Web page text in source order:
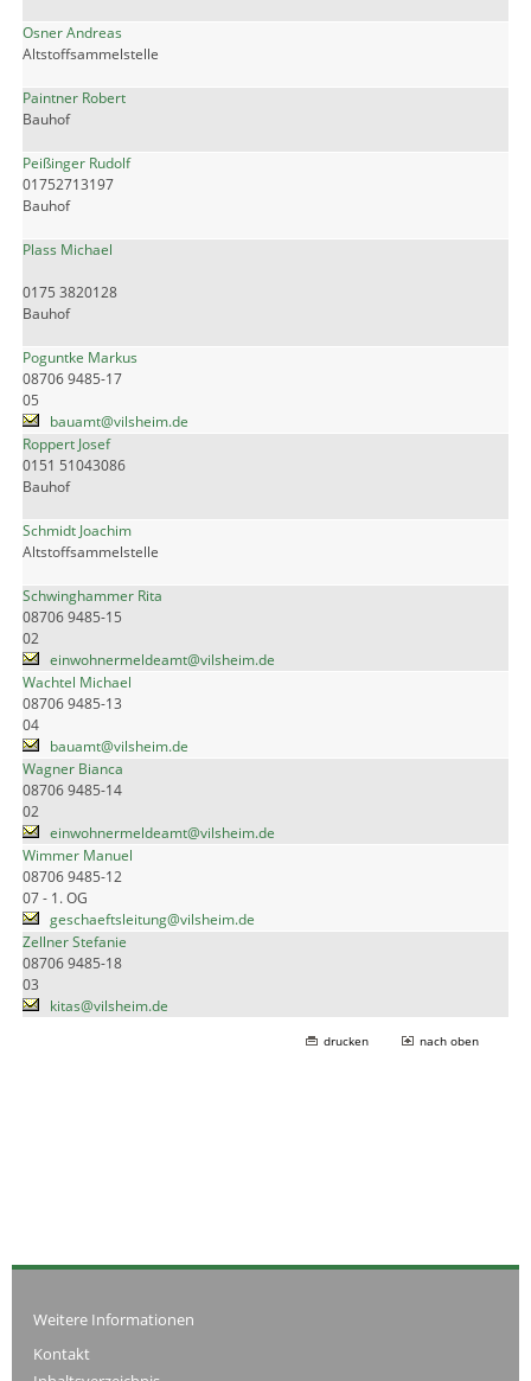
Osner Andreas
Altstoffsammelstelle
Paintner Robert
Bauhof
Peißinger Rudolf
01752713197
Bauhof
Plass Michael
0175 3820128
Bauhof
Poguntke Markus
08706 9485-17
05
bauamt@vilsheim.de
Roppert Josef
0151 51043086
Bauhof
Schmidt Joachim
Altstoffsammelstelle
Schwinghammer Rita
08706 9485-15
02
einwohnermeldeamt@vilsheim.de
Wachtel Michael
08706 9485-13
04
bauamt@vilsheim.de
Wagner Bianca
08706 9485-14
02
einwohnermeldeamt@vilsheim.de
Wimmer Manuel
08706 9485-12
07 - 1. OG
geschaeftsleitung@vilsheim.de
Zellner Stefanie
08706 9485-18
03
kitas@vilsheim.de
drucken nach oben
Weitere Informationen
Kontakt